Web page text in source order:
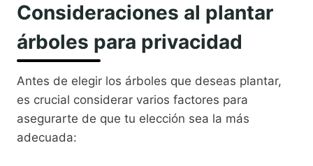
Consideraciones al plantar
árboles para privacidad
Antes de elegir los árboles que deseas plantar,
es crucial considerar varios factores para
asegurarte de que tu elección sea la más
adecuada: